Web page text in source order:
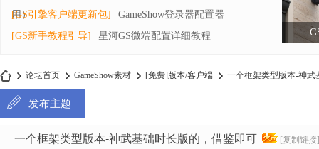
用）
[GS引擎客户端更新包]
GameShow登录器配置器
[GS新手教程引导]
星河GS微端配置详细教程
»
论坛首页
›
GameShow素材
›
[免费]版本/客户端
›
一个框架类型版本-神武
发布主题
一个框架类型版本-神武基础时长版的，借鉴即可 [复制链接]